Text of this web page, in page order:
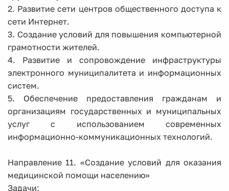
2. Развитие сети центров общественного доступа к
сети Интернет.
3. Создание условий для повышения компьютерной
грамотности жителей.
4. Развитие и сопровождение инфраструктуры
электронного муниципалитета и информационных
систем.
5. Обеспечение предоставления гражданам и
организациям государственных и муниципальных
услуг с использованием современных
информационно-коммуникационных технологий.
Направление 11. «Создание условий для оказания
медицинской помощи населению»
Задачи: